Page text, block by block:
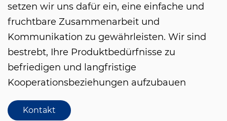
setzen wir uns dafür ein, eine einfache und
fruchtbare Zusammenarbeit und
Kommunikation zu gewährleisten. Wir sind
bestrebt, Ihre Produktbedürfnisse zu
befriedigen und langfristige
Kooperationsbeziehungen aufzubauen
Kontakt